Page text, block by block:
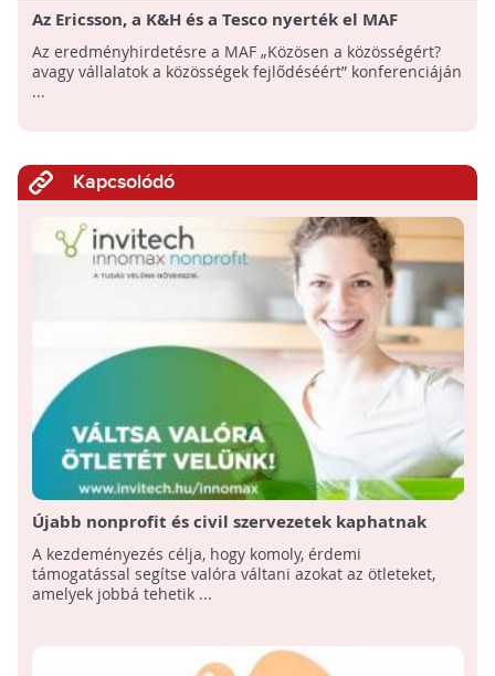
Az Ericsson, a K&H és a Tesco nyerték el MAF
Társadalmi Befektetések Díj pályázat fődíjait
Az eredményhirdetésre a MAF „Közösen a közösségért?
avagy vállalatok a közösségek fejlődéséért” konferenciáján
...
Kapcsolódó
Újabb nonprofit és civil szervezetek kaphatnak
támogatást innovatív ötleteikhez az Invitech
pályázatán
A kezdeményezés célja, hogy komoly, érdemi
támogatással segítse valóra váltani azokat az ötleteket,
amelyek jobbá tehetik ...